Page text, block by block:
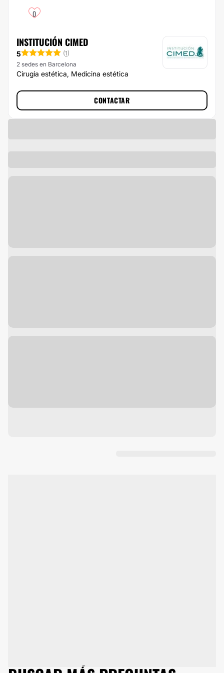
0
INSTITUCIÓN CIMED
5 (1)
2 sedes en Barcelona
Cirugía estética, Medicina estética
CONTACTAR